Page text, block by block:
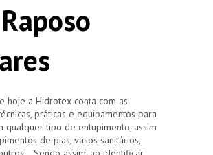
hoje a Hidrotex conta com as
práticas e equipamentos para
qualquer tipo de entupimento, assim
de pias, vasos sanitários,